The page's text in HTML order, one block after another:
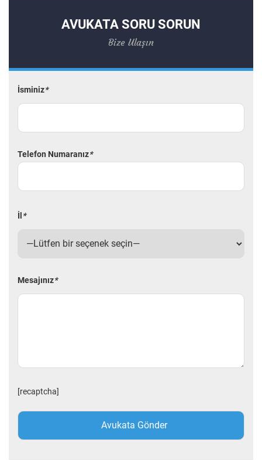
AVUKATA SORU SORUN
Bize Ulaşın
İsminiz*
Telefon Numaranız*
İl *
Mesajınız*
[recaptcha]